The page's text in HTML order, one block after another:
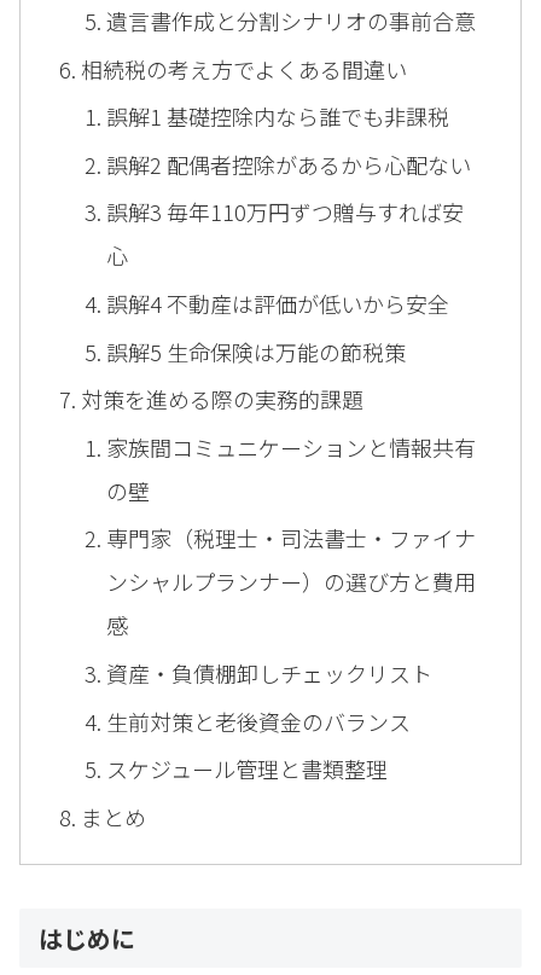
遺言書作成と分割シナリオの事前合意
相続税の考え方でよくある間違い
誤解1 基礎控除内なら誰でも非課税
誤解2 配偶者控除があるから心配ない
誤解3 毎年110万円ずつ贈与すれば安
心
誤解4 不動産は評価が低いから安全
誤解5 生命保険は万能の節税策
対策を進める際の実務的課題
家族間コミュニケーションと情報共有
の壁
専門家（税理士・司法書士・ファイナ
ンシャルプランナー）の選び方と費用
感
資産・負債棚卸しチェックリスト
生前対策と老後資金のバランス
スケジュール管理と書類整理
まとめ
はじめに